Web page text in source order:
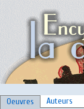
Oeuvres
Auteurs